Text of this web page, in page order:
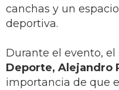
canchas y un
deportiva.
Durante el evento, el
Deporte, Alejandro
importancia de que